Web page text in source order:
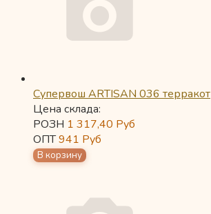
Супервош ARTISAN 036 терракот
Цена склада:
РОЗН 1 317,40 Руб
ОПТ941 Руб